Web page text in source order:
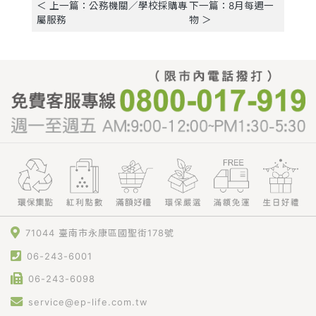
＜ 上一篇：公務機關／學校採購專
屬服務
下一篇：8月每週一
物 ＞
71044 臺南市永康區國聖街178號
06-243-6001
06-243-6098
service@ep-life.com.tw